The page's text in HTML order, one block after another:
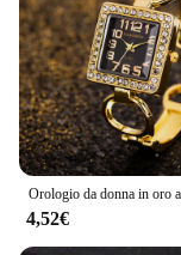
4,52€